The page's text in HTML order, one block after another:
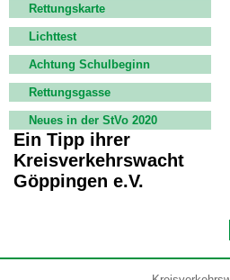
Rettungskarte
Lichttest
Achtung Schulbeginn
Rettungsgasse
Neues in der StVo 2020
Ein Tipp ihrer
Kreisverkehrswacht
Göppingen e.V.